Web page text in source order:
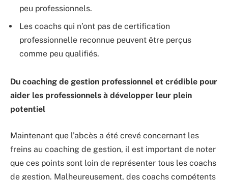
peu professionnels.
Les coachs qui n’ont pas de certification
professionnelle reconnue peuvent être perçus
comme peu qualifiés.
Du coaching de gestion professionnel et crédible pour
aider les professionnels à développer leur plein
potentiel
Maintenant que l’abcès a été crevé concernant les
freins au coaching de gestion, il est important de noter
que ces points sont loin de représenter tous les coachs
de gestion. Malheureusement, des coachs compétents